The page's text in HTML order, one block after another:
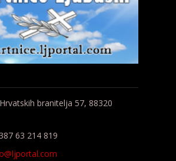
Hrvatskih branitelja 57, 88320
63 214 819